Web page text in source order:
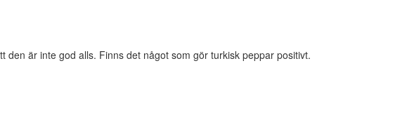
är inte god alls. Finns det något som gör turkisk peppar positivt.